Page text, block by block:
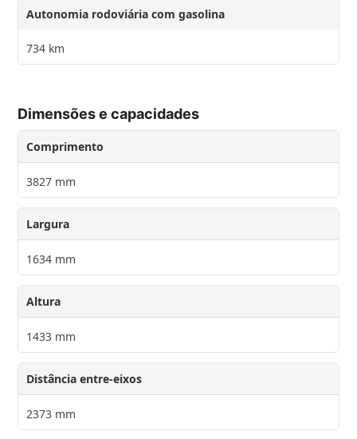
Autonomia rodoviária com gasolina
734 km
Dimensões e capacidades
Comprimento
3827 mm
Largura
1634 mm
Altura
1433 mm
Distância entre-eixos
2373 mm